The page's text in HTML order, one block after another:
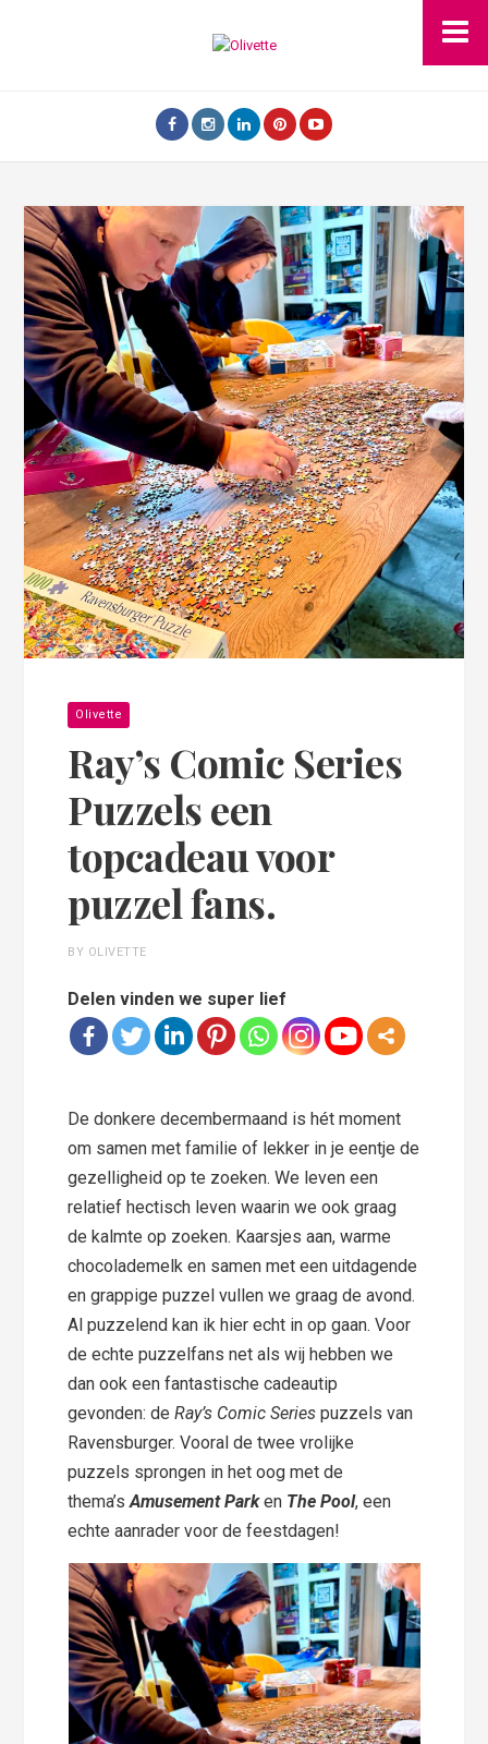
Olivette
Ray’s Comic Series
Puzzels een
topcadeau voor
puzzel fans.
BY OLIVETTE
Delen vinden we super lief
De donkere decembermaand is hét moment
om samen met familie of lekker in je eentje de
gezelligheid op te zoeken. We leven een
relatief hectisch leven waarin we ook graag
de kalmte op zoeken. Kaarsjes aan, warme
chocolademelk en samen met een uitdagende
en grappige puzzel vullen we graag de avond.
Al puzzelend kan ik hier echt in op gaan. Voor
de echte puzzelfans net als wij hebben we
dan ook een fantastische cadeautip
gevonden: deRay’s Comic Series puzzels van
Ravensburger. Vooral de twee vrolijke
puzzels sprongen in het oog met de
thema’sAmusement Park en The Pool, een
echte aanrader voor de feestdagen!